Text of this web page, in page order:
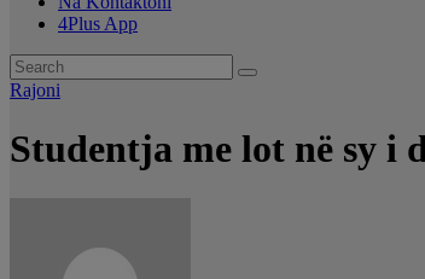
4Plus App
Rajoni
Studentja me lot në sy i